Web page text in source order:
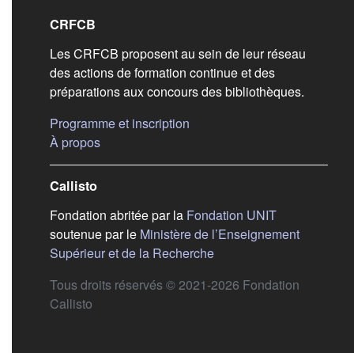
Liens de bas de
CRFCB
Les CRFCB proposent au sein de leur réseau
des actions de formation continue et des
préparations aux concours des bibliothèques.
Programme et inscription
À propos(s'ouvre dans un nouvel onglet)
Callisto
Fondation abritée par la Fondation UNIT(s'ouvre
soutenue par le Ministère de l’Enseignement
Supérieur et de la Recherche(s'ouvre dans un nouvel
Tous droits réservés © 2021-2026 Fondation
Callisto